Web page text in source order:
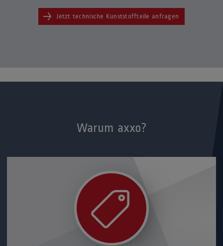
Jetzt technische Kunststoffteile anfragen
Warum axxo?